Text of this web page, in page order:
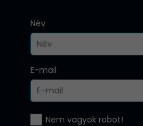
Név
E-mail
Nem vagyok robot!